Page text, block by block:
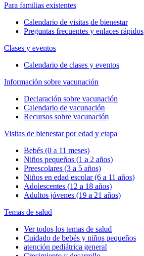
Para familias existentes
Calendario de visitas de bienestar
Preguntas frecuentes y enlaces rápidos
Clases y eventos
Calendario de clases y eventos
Información sobre vacunación
Declaración sobre vacunación
Calendario de vacunación
Recursos sobre vacunación
Visitas de bienestar por edad y etapa
Bebés (0 a 11 meses)
Niños pequeños (1 a 2 años)
Preescolares (3 a 5 años)
Niños en edad escolar (6 a 11 años)
Adolescentes (12 a 18 años)
Adultos jóvenes (19 a 21 años)
Temas de salud
Ver todos los temas de salud
Cuidado de bebés y niños pequeños
atención pediátrica general